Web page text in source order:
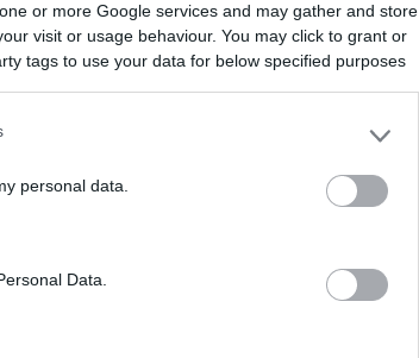
or more Google services and may gather and store
visit or usage behaviour. You may click to grant or
tags to use your data for below specified purposes
personal data.
Data.
8 7